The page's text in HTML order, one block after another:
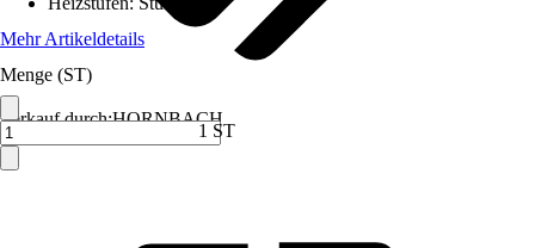
Verkauf durch:HORNBACH
Mehr Artikeldetails
Menge (ST)
1 ST